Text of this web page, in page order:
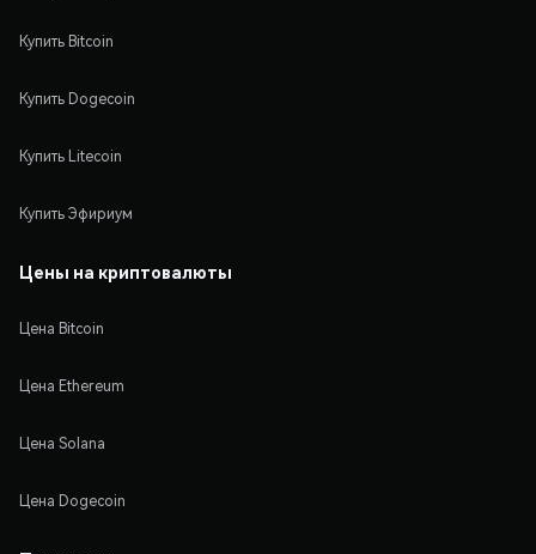
Купить Bitcoin
Купить Dogecoin
Купить Litecoin
Купить Эфириум
Цены на криптовалюты
Цена Bitcoin
Цена Ethereum
Цена Solana
Цена Dogecoin